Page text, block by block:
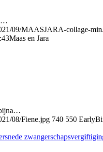
09/MAASJARA-collage-
Maas en Jara
08/Fiene.jpg 740 550